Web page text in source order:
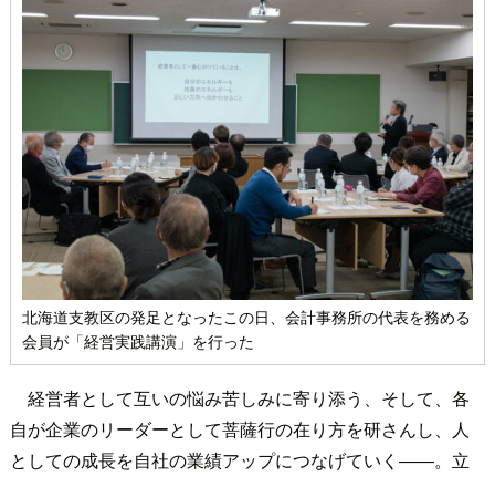
北海道支教区の発足となったこの日、会計事務所の代表を務める
会員が「経営実践講演」を行った
経営者として互いの悩み苦しみに寄り添う、そして、各
自が企業のリーダーとして菩薩行の在り方を研さんし、人
としての成長を自社の業績アップにつなげていく――。立